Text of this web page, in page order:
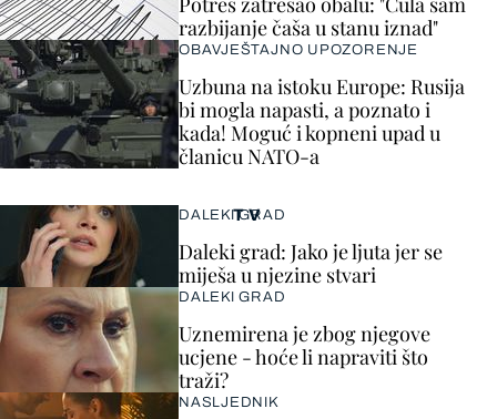
razbijanje čaša u stanu iznad"
OBAVJEŠTAJNO UPOZORENJE
Uzbuna na istoku Europe: Rusija
bi mogla napasti, a poznato i
kada! Moguć i kopneni upad u
članicu NATO-a
TV
DALEKI GRAD
Daleki grad: Jako je ljuta jer se
miješa u njezine stvari
DALEKI GRAD
Uznemirena je zbog njegove
ucjene - hoće li napraviti što
traži?
NASLJEDNIK